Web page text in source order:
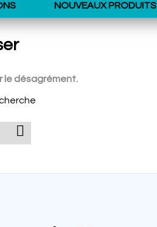
NOUVEAUX PRODUITS
le désagrément.
